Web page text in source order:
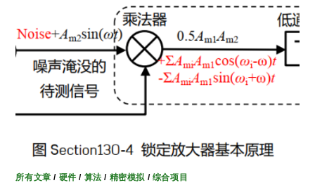
所有文章 / 硬件 / 算法 / 精密模拟 / 综合项目